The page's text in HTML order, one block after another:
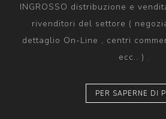
INGROSSO distribuzione e
rivenditori del settore (
dettaglio On-Line , centri
ecc.. ) .
PER SAPERNE DI